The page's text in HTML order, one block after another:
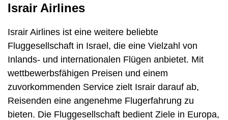
Israir Airlines
Israir Airlines ist eine weitere beliebte
Fluggesellschaft in Israel, die eine Vielzahl von
Inlands- und internationalen Flügen anbietet. Mit
wettbewerbsfähigen Preisen und einem
zuvorkommenden Service zielt Israir darauf ab,
Reisenden eine angenehme Flugerfahrung zu
bieten. Die Fluggesellschaft bedient Ziele in Europa,